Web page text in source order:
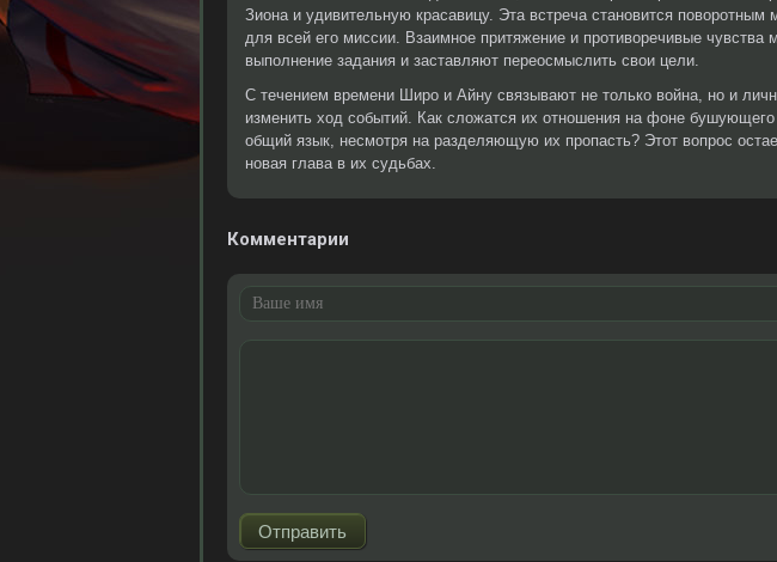
Зиона и удивительную красавицу. Эта встреча становится
для всей его миссии. Взаимное притяжение и противоречивые чувства
выполнение задания и заставляют переосмыслить свои цели.
С течением времени Широ и Айну связывают не только война, но и
изменить ход событий. Как сложатся их отношения на фоне
общий язык, несмотря на разделяющую их пропасть? Этот вопрос
новая глава в их судьбах.
Комментарии